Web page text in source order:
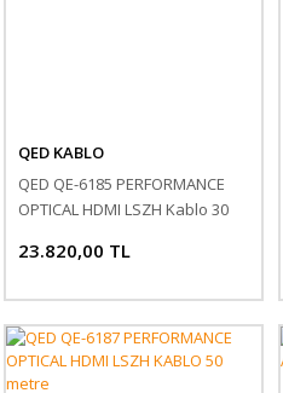
QED KABLO
QED QE-6185 PERFORMANCE
OPTICAL HDMI LSZH Kablo 30
23.820,00 TL